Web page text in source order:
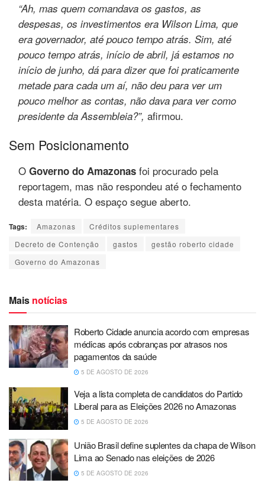
“Ah, mas quem comandava os gastos, as
despesas, os investimentos era Wilson Lima, que
era governador, até pouco tempo atrás. Sim, até
pouco tempo atrás, início de abril, já estamos no
início de junho, dá para dizer que foi praticamente
metade para cada um aí, não deu para ver um
pouco melhor as contas, não dava para ver como
presidente da Assembleia?”, afirmou.
Sem Posicionamento
O Governo do Amazonas foi procurado pela
reportagem, mas não respondeu até o fechamento
desta matéria. O espaço segue aberto.
Tags: Amazonas
Créditos suplementares
Decreto de Contenção
gastos
gestão roberto cidade
Governo do Amazonas
Mais notícias
Roberto Cidade anuncia acordo com empresas
médicas após cobranças por atrasos nos
pagamentos da saúde
5 DE AGOSTO DE 2026
Veja a lista completa de candidatos do Partido
Liberal para as Eleições 2026 no Amazonas
5 DE AGOSTO DE 2026
União Brasil define suplentes da chapa de Wilson
Lima ao Senado nas eleições de 2026
5 DE AGOSTO DE 2026